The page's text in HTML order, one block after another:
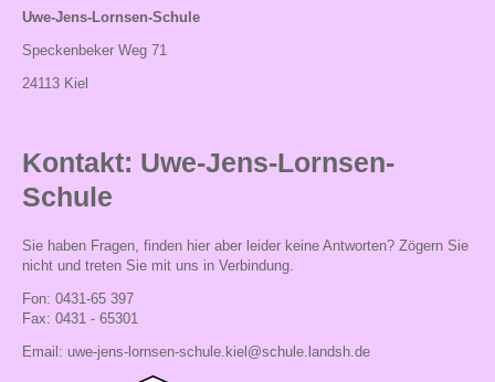
Uwe-Jens-Lornsen-Schule
Speckenbeker Weg 71
24113 Kiel
Kontakt: Uwe-Jens-Lornsen-
Schule
Sie haben Fragen, finden hier aber leider keine Antworten? Zögern Sie
nicht und treten Sie mit uns in Verbindung.
Fon: 0431-65 397
Fax: 0431 - 65301
Email: uwe-jens-lornsen-schule.kiel@schule.landsh.de